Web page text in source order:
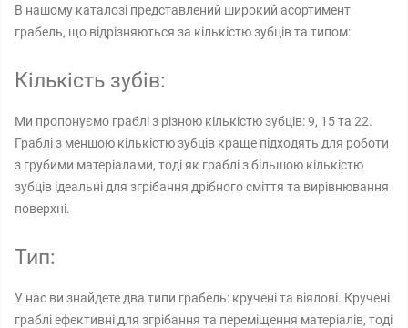
В нашому каталозі представлений широкий асортимент
грабель, що відрізняються за кількістю зубців та типом:
Кількість зубів:
Ми пропонуємо граблі з різною кількістю зубців: 9, 15 та 22.
Граблі з меншою кількістю зубців краще підходять для роботи
з грубими матеріалами, тоді як граблі з більшою кількістю
зубців ідеальні для згрібання дрібного сміття та вирівнювання
поверхні.
Тип:
У нас ви знайдете два типи грабель: кручені та віялові. Кручені
граблі ефективні для згрібання та переміщення матеріалів, тоді